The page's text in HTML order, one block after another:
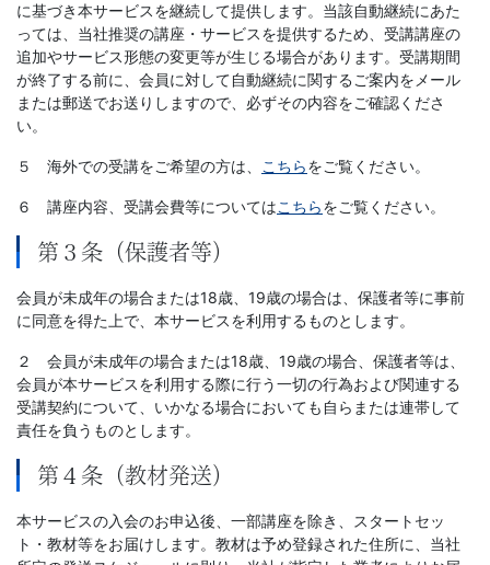
に基づき本サービスを継続して提供します。当該自動継続にあた
っては、当社推奨の講座・サービスを提供するため、受講講座の
追加やサービス形態の変更等が生じる場合があります。受講期間
が終了する前に、会員に対して自動継続に関するご案内をメール
または郵送でお送りしますので、必ずその内容をご確認くださ
い。
５ 海外での受講をご希望の方は、 こちらをご覧ください。
６ 講座内容、受講会費等についてはこちらをご覧ください。
第３条（保護者等）
会員が未成年の場合または18歳、19歳の場合は、保護者等に事前
に同意を得た上で、本サービスを利用するものとします。
２ 会員が未成年の場合または18歳、19歳の場合、保護者等は、
会員が本サービスを利用する際に行う一切の行為および関連する
受講契約について、いかなる場合においても自らまたは連帯して
責任を負うものとします。
第４条（教材発送）
本サービスの入会のお申込後、一部講座を除き、スタートセッ
ト・教材等をお届けします。教材は予め登録された住所に、当社